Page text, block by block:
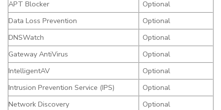
APT Blocker
Optional
Data Loss Prevention
Optional
DNSWatch
Optional
Gateway AntiVirus
Optional
IntelligentAV
Optional
Intrusion Prevention Service (IPS)
Optional
Network Discovery
Optional